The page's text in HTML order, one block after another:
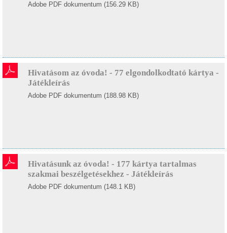
Adobe PDF dokumentum (156.29 KB)
Hivatásom az óvoda! - 77 elgondolkodtató kártya -
Játékleírás
Adobe PDF dokumentum (188.98 KB)
Hivatásunk az óvoda! - 177 kártya tartalmas
szakmai beszélgetésekhez - Játékleírás
Adobe PDF dokumentum (148.1 KB)